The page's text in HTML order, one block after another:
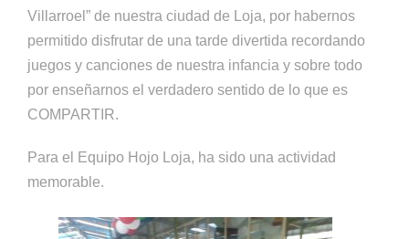
Villarroel” de nuestra ciudad de Loja, por habernos
permitido disfrutar de una tarde divertida recordando
juegos y canciones de nuestra infancia y sobre todo
por enseñarnos el verdadero sentido de lo que es
COMPARTIR.
Para el Equipo Hojo Loja, ha sido una actividad
memorable.